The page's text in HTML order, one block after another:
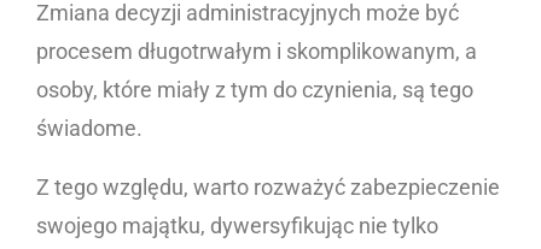
Zmiana decyzji administracyjnych może być
procesem długotrwałym i skomplikowanym, a
osoby, które miały z tym do czynienia, są tego
świadome.
Z tego względu, warto rozważyć zabezpieczenie
swojego majątku, dywersyfikując nie tylko